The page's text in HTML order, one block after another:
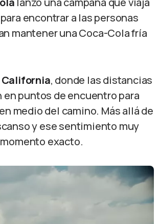
encontrar a las personas
mantener una Coca-Cola fría
California, donde las distancias
puntos de encuentro para
medio del camino. Más allá de
y ese sentimiento muy
exacto.